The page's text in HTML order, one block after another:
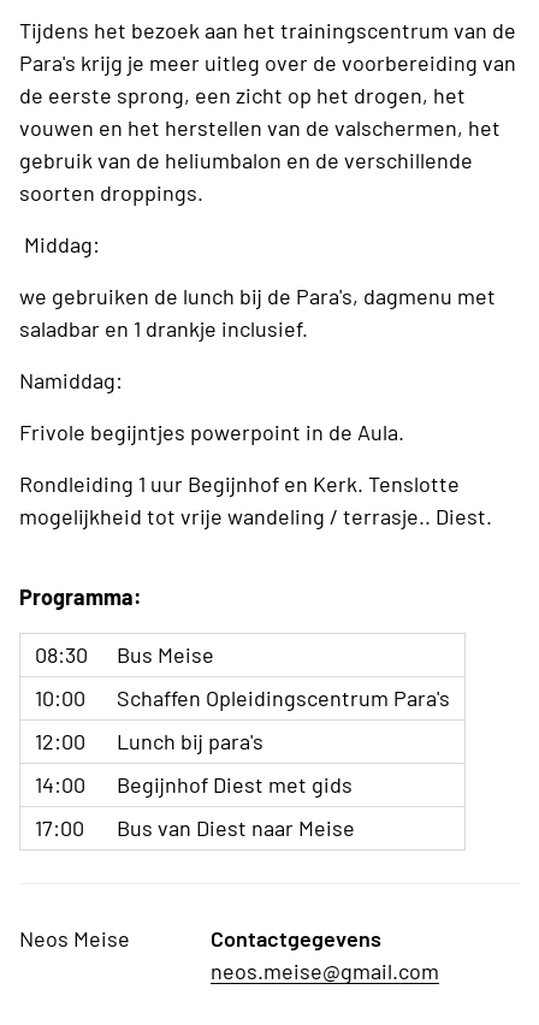
Tijdens het bezoek aan het trainingscentrum van de
Para's krijg je meer uitleg over de voorbereiding van
de eerste sprong, een zicht op het drogen, het
vouwen en het herstellen van de valschermen, het
gebruik van de heliumbalon en de verschillende
soorten droppings.
Middag:
we gebruiken de lunch bij de Para's, dagmenu met
saladbar en 1 drankje inclusief.
Namiddag:
Frivole begijntjes powerpoint in de Aula.
Rondleiding 1 uur Begijnhof en Kerk. Tenslotte
mogelijkheid tot vrije wandeling / terrasje.. Diest.
Programma:
08:30
Bus Meise
10:00
Schaffen Opleidingscentrum Para's
12:00
Lunch bij para's
14:00
Begijnhof Diest met gids
17:00
Bus van Diest naar Meise
Neos Meise
Contactgegevens
neos.meise@gmail.com